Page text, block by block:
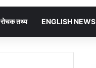
रोचक तथ्य ENGLISH NEWS